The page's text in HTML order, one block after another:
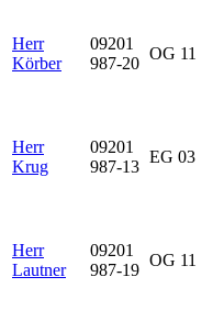
Herr
Körber
09201
987-20
OG 11
Herr
Krug
09201
987-13
EG 03
Herr
Lautner
09201
987-19
OG 11